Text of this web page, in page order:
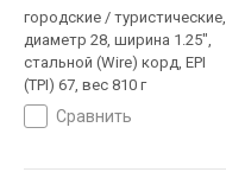
городские / туристические,
диаметр 28, ширина 1.25",
стальной (Wire) корд, EPI
(TPI) 67, вес 810 г
сравнить